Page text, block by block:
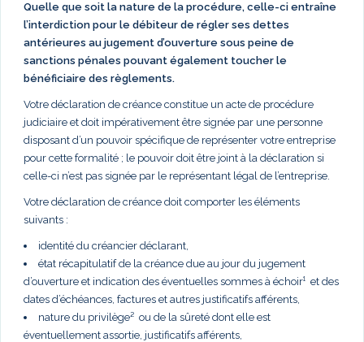
Quelle que soit la nature de la procédure, celle-ci entraîne
l’interdiction pour le débiteur de régler ses dettes
antérieures au jugement d’ouverture sous peine de
sanctions pénales pouvant également toucher le
bénéficiaire des règlements.
Votre déclaration de créance constitue un acte de procédure
judiciaire et doit impérativement être signée par une personne
disposant d’un pouvoir spécifique de représenter votre entreprise
pour cette formalité ; le pouvoir doit être joint à la déclaration si
celle-ci n’est pas signée par le représentant légal de l’entreprise.
Votre déclaration de créance doit comporter les éléments
suivants :
identité du créancier déclarant,
état récapitulatif de la créance due au jour du jugement
d’ouverture et indication des éventuelles sommes à échoir¹ et des
dates d’échéances, factures et autres justificatifs afférents,
nature du privilège² ou de la sûreté dont elle est
éventuellement assortie, justificatifs afférents,